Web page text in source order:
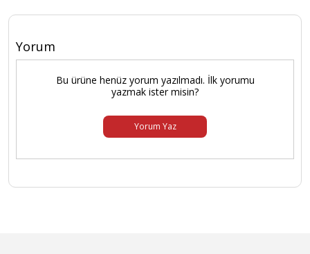
Yorum
Bu ürüne henüz yorum yazılmadı. İlk yorumu
yazmak ister misin?
Yorum Yaz